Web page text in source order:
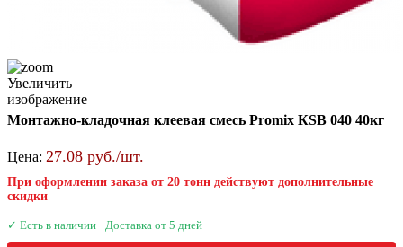
Увеличить
изображение
Монтажно-кладочная клеевая смесь Promix КSB 040 40кг
Цена: 27.08 руб./шт.
При оформлении заказа от 20 тонн действуют дополнительные
скидки
✓ Есть в наличии · Доставка от 5 дней